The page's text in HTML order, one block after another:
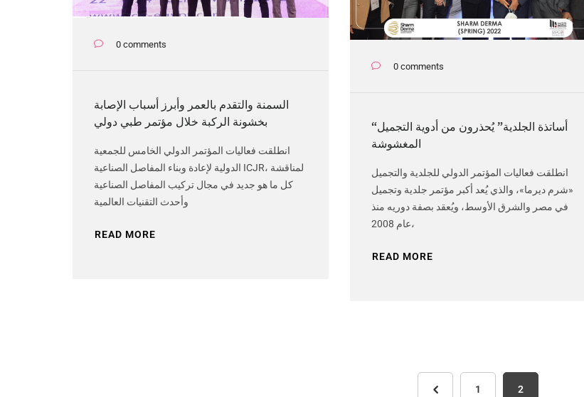
0 comments
السمنة والتقدم بالعمر وأبرز أسباب الإصابة
بخشونة الركبة خلال مؤتمر طبي دولي
انطلقت فعاليات المؤتمر الدولي الخامس للجمعية
الدولية لإعادة وبناء المفاصل الصناعية ICJR، لمناقشة
كل ما هو جديد في مجال تركيب المفاصل الصناعية
وأحدث التقنيات العالمية
READ MORE
0 comments
“أساتذة الجلدية” يُحذرون من أدوية التجميل
المغشوشة
انطلقت فعاليات المؤتمر الدولي للجلدية والتجميل
«شرم ديرما»، والذي يُعد أكبر مؤتمر جلدية وتجميل
في مصر والشرق الأوسط، ويُعقد بصفة دوريه منذ
عام 2008،
READ MORE
1 2